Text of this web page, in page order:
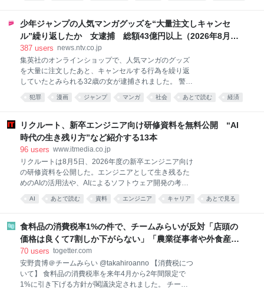
味、嗜好［しこう］などが一
理学博士です。 専門分野は「中国・北朝鮮の核武装問
題、核災害防護とテロ対策、核エネルギーの平和利用
の推進と危機管理、核放射線の医療利用と安全」と書
体は「日本会議北海道本部理事」であり、幸福の科学
出版から本を出し、田母神俊雄と講演会を行い、アパ
グループの主催する「真の近現代史観」懸賞論文で最
優秀賞を取った人物、と言えば分かる人にはすぐ分か
『核爆発災害 そ
少年ジャンプの人気マンガグッズを“大量注文しキャンセ
ル”繰り返したか 女逮捕 総額43億円以上（2026年8月6
日掲載）｜日テレNEWS NNN
387 users news.ntv.co.jp
集英社のオンラインショップで、人気マンガのグッズ
を大量に注文したあと、キャンセルする行為を繰り返
していたとみられる32歳の女が逮捕されました。 警視
庁によりますと、吉田麻祐容疑者は2024年から去年に
かけて、集英社のオンラインショップで注文した、少
「NARUTO」のグッズなどの代金を支払わず大量にキ
ャンセルしたことで、業務を妨害した疑いがもたれて
います。 集英社によりますと、吉田容疑者は238個の
の総額は、43億円以上にのぼるということです。 調べ
に対し吉田容疑者は容疑を認め、「アニメ全般が好き
で、注文したことで欲求が満たされた」と供述してい
るということです。
犯罪 漫画 ジャンプ マンガ 社会 あとで読む 経済
リクルート、新卒エンジニア向け研修資料を無料公開 “AI
時代の生き残り方”など紹介する13本
96 users www.itmedia.co.jp
リクルートは8月5日、2026年度の新卒エンジニア向け
の研修資料を公開した。エンジニアとして生き残るた
めのAIの活用法や、AIによるソフトウェア開発の考え
方の変化など、業務やキャリア形成に必要な知見を幅
広く紹介している。 26年度の研修で利用した13の資
サバイバルガイド」では、エンジニアとして働く心構
えを解説しており、AIを業務のアウトプットだけでな
く、自身のスキル育成に利用することなどを推奨して
AI あとで読む 資料 エンジニア キャリア あとで見る
食料品の消費税率1%の件で、チームみらいが反対「店頭の
価格は良くて7割しか下がらない」「農業従事者や外食産業
に負担が偏る」「高所得者ほど恩恵は大きい」「財源が不
明確」が主な理由
70 users togetter.com
安野貴博＠チームみらい @takahiroanno 【消費税につ
いて】 食料品の消費税率を来年4月から2年間限定で
1%に引き下げる方針が閣議決定されました。 チーム